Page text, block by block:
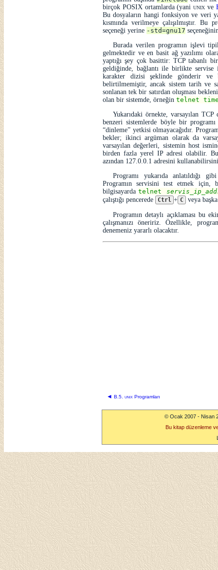
birçok POSIX ortamlarda (yani unix ve
Bu dosyaların hangi fonksiyon ve veri
kısmında verilmeye çalışılmıştır. Bu
seçeneği yerine -std=gnu17
Burada verilen programın işlevi
gelmektedir ve en basit ağ yazılımı
yaptığı şey çok basittir: TCP tabanlı
geldiğinde, bağlantı ile birlikte
karakter dizisi şeklinde gönderir ve
belirtilmemiştir, ancak sistem tarih ve
sonlanan tek bir satırdan oluşması
olan bir sistemde, örneğin telnet
Yukarıdaki örnekte, varsayılan
benzeri sistemlerde böyle bir
dinleme
yetkisi olmayacağıdır.
bekler; ikinci argüman olarak da
varsayılan değerleri, sistemin host
birden fazla yerel IP adresi olabilir.
azından 127.0.0.1 adresini
Programı yukarıda anlatıldığı
Programın servisini test etmek için,
bilgisayardatelnet
çalıştığı pencerede
Ctrl + C veya
Programın detaylı açıklaması bu
çalışmanızı öneririz. Özellikle,
denemeniz yararlı olacaktır.
◄ B.5. unix Programları
© Ocak 2007 - Nisan
Bu kitap düzenleme